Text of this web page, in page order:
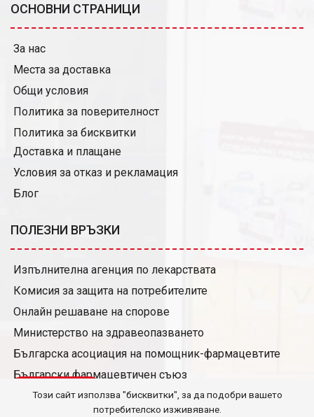
ОСНОВНИ СТРАНИЦИ
За нас
Места за доставка
Общи условия
Политика за поверителност
Политика за бисквитки
Доставка и плащане
Условия за отказ и рекламация
Блог
ПОЛЕЗНИ ВРЪЗКИ
Изпълнителна агенция по лекарствата
Комисия за защита на потребителите
Онлайн решаване на спорове
Министерство на здравеопазването
Българска асоциация на помощник-фармацевтите
Български фармацевтичен съюз
Условия за издаване и ползване на карта за отстъпки
Този сайт използва "бисквитки", за да подобри вашето
потребителско изживяване.